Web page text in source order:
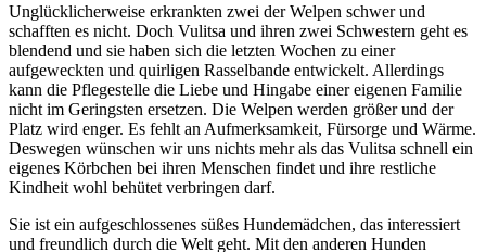
Unglücklicherweise erkrankten zwei der Welpen schwer und
schafften es nicht. Doch Vulitsa und ihren zwei Schwestern geht es
blendend und sie haben sich die letzten Wochen zu einer
aufgeweckten und quirligen Rasselbande entwickelt. Allerdings
kann die Pflegestelle die Liebe und Hingabe einer eigenen Familie
nicht im Geringsten ersetzen. Die Welpen werden größer und der
Platz wird enger. Es fehlt an Aufmerksamkeit, Fürsorge und Wärme.
Deswegen wünschen wir uns nichts mehr als das Vulitsa schnell ein
eigenes Körbchen bei ihren Menschen findet und ihre restliche
Kindheit wohl behütet verbringen darf.
Sie ist ein aufgeschlossenes süßes Hundemädchen, das interessiert
und freundlich durch die Welt geht. Mit den anderen Hunden